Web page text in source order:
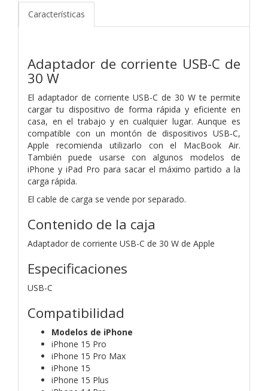
Características
Adaptador de corriente USB-C de
30 W
El adaptador de corriente USB-C de 30 W te permite
cargar tu dispositivo de forma rápida y eficiente en
casa, en el trabajo y en cualquier lugar. Aunque es
compatible con un montón de dispositivos USB‑C,
Apple recomienda utilizarlo con el MacBook Air.
También puede usarse con algunos modelos de
iPhone y iPad Pro para sacar el máximo partido a la
carga rápida.
El cable de carga se vende por separado.
Contenido de la caja
Adaptador de corriente USB-C de 30 W de Apple
Especificaciones
USB-C
Compatibilidad
Modelos de iPhone
iPhone 15 Pro
iPhone 15 Pro Max
iPhone 15
iPhone 15 Plus